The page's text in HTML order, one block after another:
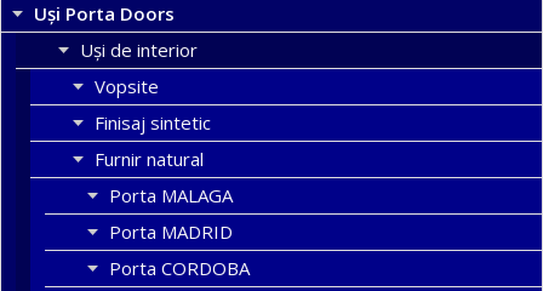
Uși Porta Doors
Uși de interior
Vopsite
Finisaj sintetic
Furnir natural
Porta MALAGA
Porta MADRID
Porta CORDOBA